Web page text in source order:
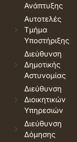
Ανάπτυξης
Αυτοτελές
Τμήμα
Υποστήριξης
Διεύθυνση
Δημοτικής
Αστυνομίας
Διεύθυνση
Διοικητικών
Υπηρεσιών
Διεύθυνση
Δόμησης